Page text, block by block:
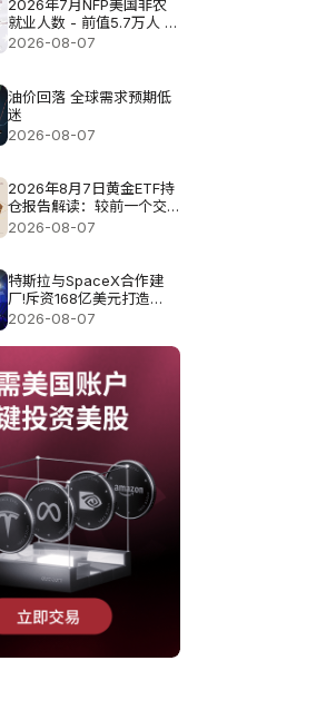
2026年7月NFP美国非农
就业人数 - 前值5.7万人 预
测值8.3万
2026-08-07
油价回落 全球需求预期低
迷
2026-08-07
2026年8月7日黄金ETF持
仓报告解读：较前一个交
易日增加0.571吨
2026-08-07
特斯拉与SpaceX合作建
厂!斥资168亿美元打造
Terafab基地
2026-08-07